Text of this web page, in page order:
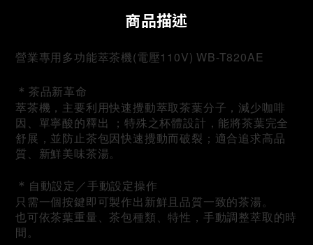
商品描述
營業專用多功能萃茶機(電壓110V) WB-T820AE
＊ 茶品新革命
萃茶機，主要利用快速攪動萃取茶葉分子，減少咖啡
因、單寧酸的釋出 ；特殊之杯體設計，能將茶葉完全
舒展，並防止茶包因快速攪動而破裂；適合追求高品
質、新鮮美味茶湯。
＊ 自動設定／手動設定操作
只需一個按鍵即可製作出新鮮且品質一致的茶湯。
也可依茶葉重量、茶包種類、特性，手動調整萃取的時
間。